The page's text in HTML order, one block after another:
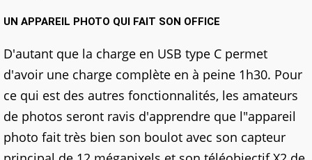
UN APPAREIL PHOTO QUI FAIT SON OFFICE
D'autant que la charge en USB type C permet
d'avoir une charge complète en à peine 1h30. Pour
ce qui est des autres fonctionnalités, les amateurs
de photos seront ravis d'apprendre que l"appareil
photo fait très bien son boulot avec son capteur